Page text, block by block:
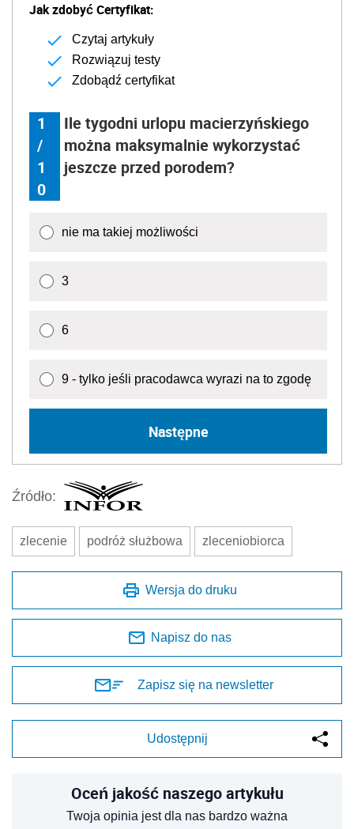
Jak zdobyć Certyfikat:
Czytaj artykuły
Rozwiązuj testy
Zdobądź certyfikat
1
/
1
0
Ile tygodni urlopu macierzyńskiego
można maksymalnie wykorzystać
jeszcze przed porodem?
nie ma takiej możliwości
3
6
9 - tylko jeśli pracodawca wyrazi na to zgodę
Następne
Źródło:
zlecenie podróż służbowa zleceniobiorca
Wersja do druku
Napisz do nas
Zapisz się na newsletter
Udostępnij
Oceń jakość naszego artykułu
Twoja opinia jest dla nas bardzo ważna